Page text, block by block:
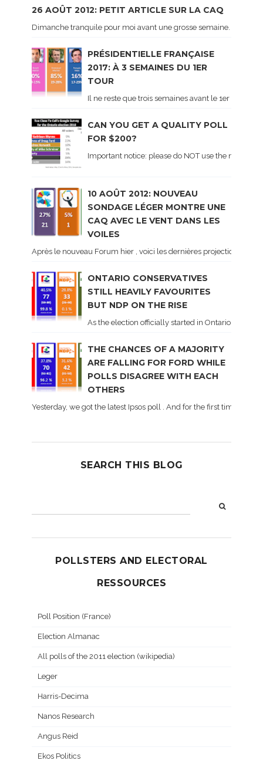
26 AOÛT 2012: PETIT ARTICLE SUR LA CAQ
Dimanche tranquile pour moi avant une grosse semaine. Voici
PRÉSIDENTIELLE FRANÇAISE
2017: À 3 SEMAINES DU 1ER
TOUR
Il ne reste que trois semaines avant le 1er tour de
CAN YOU GET A QUALITY POLL
FOR $200?
Important notice: please do NOT use the
10 AOÛT 2012: NOUVEAU
SONDAGE LÉGER MONTRE UNE
CAQ AVEC LE VENT DANS LES
VOILES
Après le nouveau Forum hier , voici les dernières projections
ONTARIO CONSERVATIVES
STILL HEAVILY FAVOURITES
BUT NDP ON THE RISE
As the election officially started in Ontario, some
THE CHANCES OF A MAJORITY
ARE FALLING FOR FORD WHILE
POLLS DISAGREE WITH EACH
OTHERS
Yesterday, we got the latest Ipsos poll . And for the first time
SEARCH THIS BLOG
POLLSTERS AND ELECTORAL
RESSOURCES
Poll Position (France)
Election Almanac
All polls of the 2011 election (wikipedia)
Leger
Harris-Decima
Nanos Research
Angus Reid
Ekos Politics